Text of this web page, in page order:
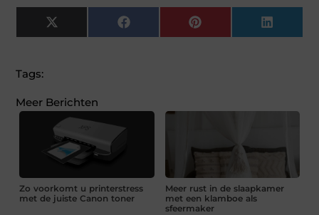
X
(Twitter)
Facebook Pinterest
Tags:
Meer Berichten
Zo voorkomt u printerstress
met de juiste Canon toner
Meer rust in de slaapkamer
met een klamboe als
sfeermaker